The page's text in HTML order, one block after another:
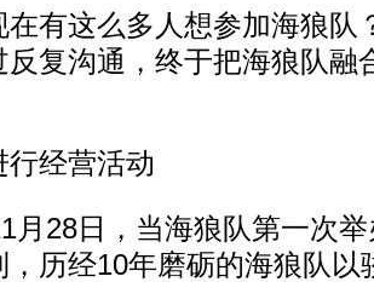
这么多人想参加海狼队
反复沟通，终于把海狼队融
经营活动
28日，当海狼队第一次举
，历经10年磨砺的海狼队以